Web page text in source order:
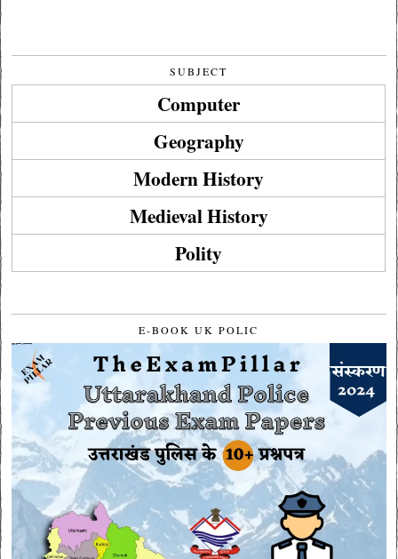
SUBJECT
Computer
Geography
Modern History
Medieval History
Polity
E-BOOK UK POLIC